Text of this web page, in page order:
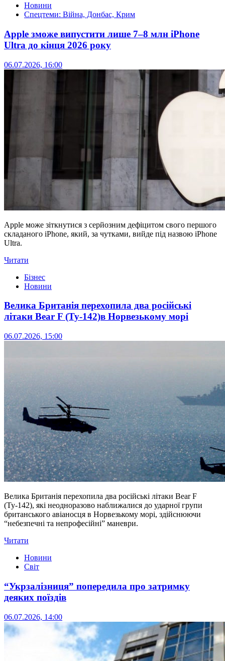
Новини
Спецтеми: Війна, Донбас, Крим
Apple зможе випустити лише 7–8 млн iPhone
Ultra до кінця 2026 року
06.07.2026, 16:00
Apple може зіткнутися з серйозним дефіцитом свого першого
складаного iPhone, який, за чутками, вийде під назвою iPhone
Ultra.
Читати
Бізнес
Новини
Велика Британія перехопила два російські
літаки Bear F (Ту-142)в Норвезькому морі
06.07.2026, 15:00
Велика Британія перехопила два російські літаки Bear F
(Ту-142), які неодноразово наближалися до ударної групи
британського авіаносця в Норвезькому морі, здійснюючи
“небезпечні та непрофесійні” маневри.
Читати
Новини
Світ
“Укрзалізниця” попередила про затримку
деяких поїздів
06.07.2026, 14:00